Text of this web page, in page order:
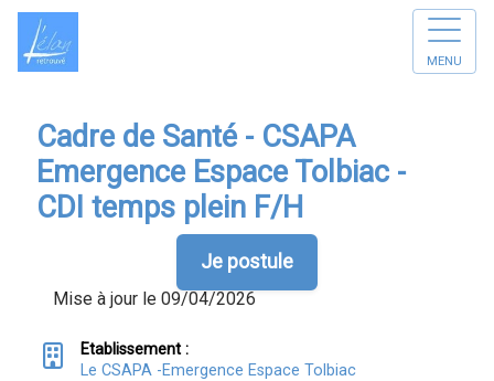
MENU
Cadre de Santé - CSAPA
Emergence Espace Tolbiac -
CDI temps plein F/H
Je postule
Mise à jour le 09/04/2026
Etablissement :
Le CSAPA -Emergence Espace Tolbiac